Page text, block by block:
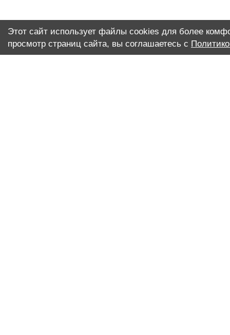
Этот сайт использует файлы cookies для более
просмотр страниц сайта, вы соглашаетесь с